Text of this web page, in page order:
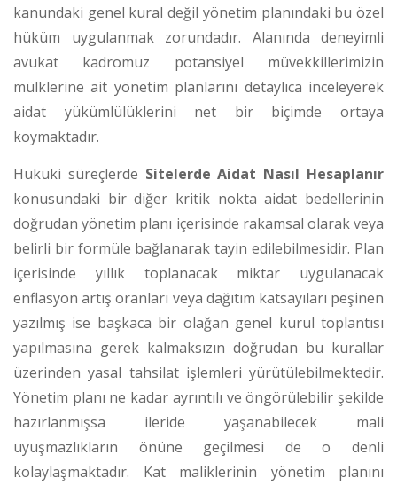
kanundaki genel kural değil yönetim planındaki bu özel
hüküm uygulanmak zorundadır. Alanında deneyimli
avukat kadromuz potansiyel müvekkillerimizin
mülklerine ait yönetim planlarını detaylıca inceleyerek
aidat yükümlülüklerini net bir biçimde ortaya
koymaktadır.
Hukuki süreçlerde Sitelerde Aidat Nasıl Hesaplanır
konusundaki bir diğer kritik nokta aidat bedellerinin
doğrudan yönetim planı içerisinde rakamsal olarak veya
belirli bir formüle bağlanarak tayin edilebilmesidir. Plan
içerisinde yıllık toplanacak miktar uygulanacak
enflasyon artış oranları veya dağıtım katsayıları peşinen
yazılmış ise başkaca bir olağan genel kurul toplantısı
yapılmasına gerek kalmaksızın doğrudan bu kurallar
üzerinden yasal tahsilat işlemleri yürütülebilmektedir.
Yönetim planı ne kadar ayrıntılı ve öngörülebilir şekilde
hazırlanmışsa ileride yaşanabilecek mali
uyuşmazlıkların önüne geçilmesi de o denli
kolaylaşmaktadır. Kat maliklerinin yönetim planını